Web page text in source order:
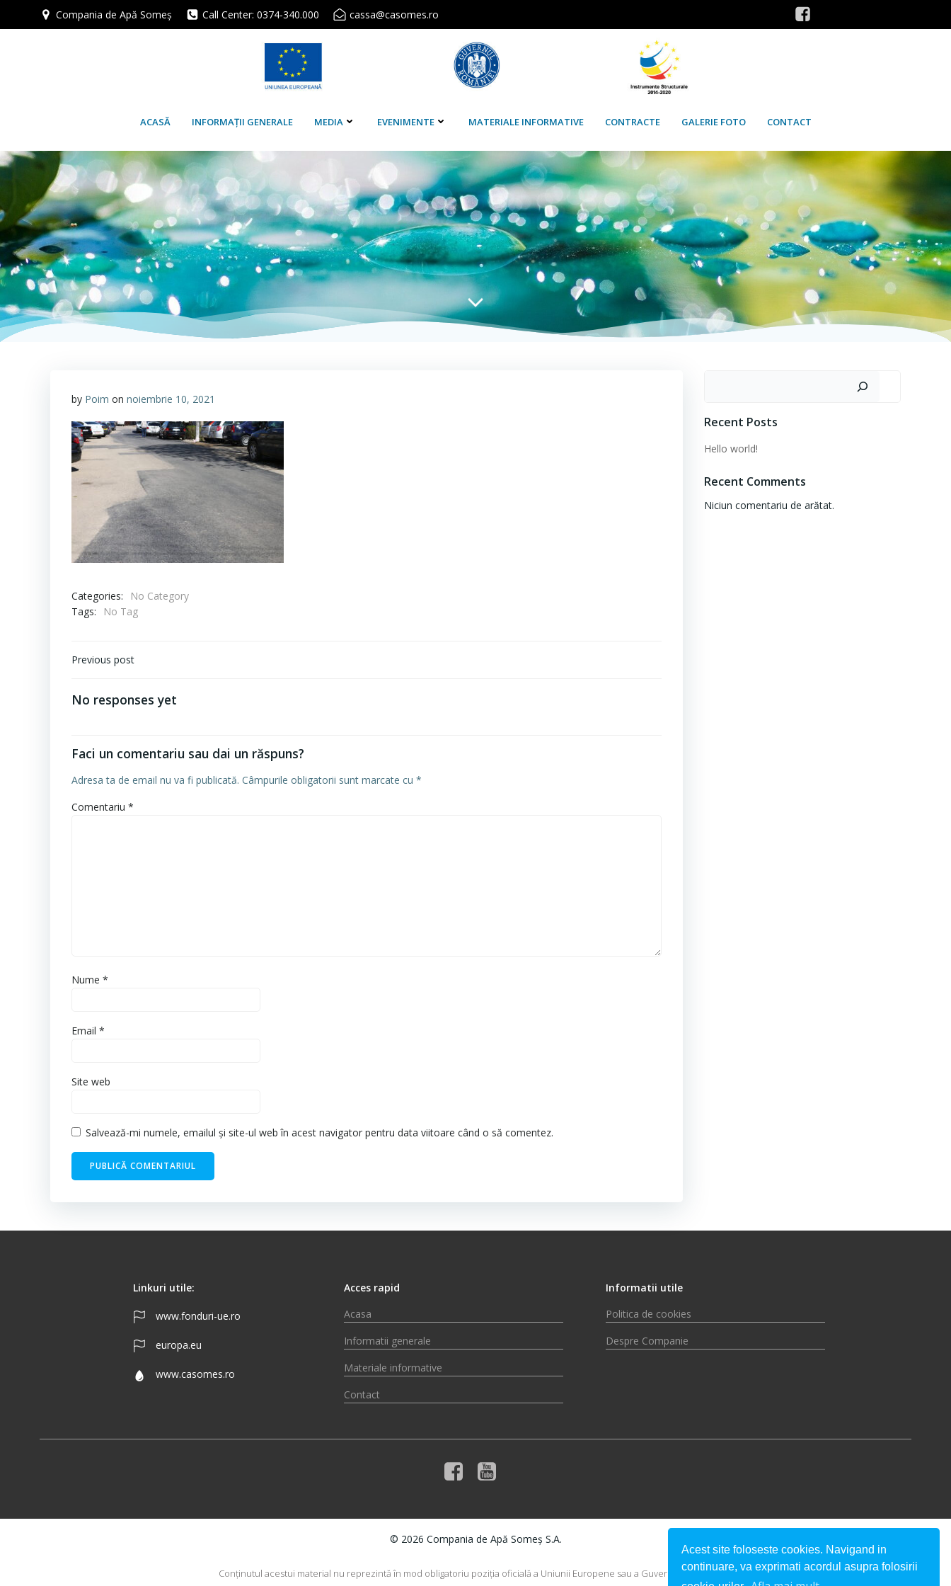
Compania de Apă Someș Call Center: 0374-340.000 cassa@casomes.ro
ACASĂ INFORMAȚII GENERALE MEDIA EVENIMENTE MATERIALE INFORMATIVE CONTRACTE GALERIE FOTO CONTACT
by Poim on noiembrie 10, 2021
Categories:
No Category
Tags:
No Tag
Navigare
articole
Previous post
No responses yet
Faci un comentariu sau dai un răspuns?
Adresa ta de email nu va fi publicată. Câmpurile obligatorii sunt marcate cu *
Comentariu *
Nume *
Email *
Site web
Salvează-mi numele, emailul și site-ul web în acest navigator pentru data viitoare când o să comentez.
Recent Posts
Hello world!
Recent Comments
Niciun comentariu de arătat.
Linkuri utile:
www.fonduri-ue.ro
europa.eu
www.casomes.ro
Acces rapid
Acasa
Informatii generale
Materiale informative
Contact
Informatii utile
Politica de cookies
Despre Companie
© 2026 Compania de Apă Someș S.A.
Conţinutul acestui material nu reprezintă în mod obligatoriu poziţia oficială a Uniunii Europene sau a Guvernului României.
Acest site foloseste cookies. Navigand in
continuare, va exprimati acordul asupra folosirii